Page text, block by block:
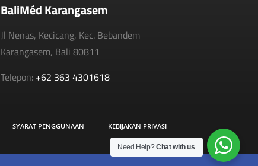
BaliMéd Karangasem
Jl Nenas, Kecicang, Kec. Bebandem
Karangasem, Bali 80811
Telepon: +62 363 4301618
SYARAT PENGGUNAAN KEBIJAKAN PRIVASI
Need Help?Chat with us